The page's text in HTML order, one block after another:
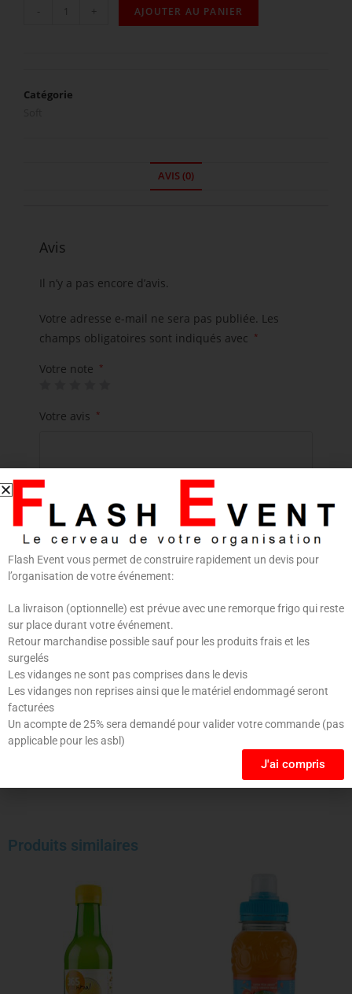
- + AJOUTER AU PANIER
Catégorie
AVIS (0)
Avis
Il n’y a pas encore d’avis.
Votre adresse e-mail ne sera pas publiée. Les
champs obligatoires sont indiqués avec
*
Votre note *
Votre avis *
Nom *
Enregistrer mon nom, mon e-mail et mon site dans
le navigateur pour mon prochain commentaire.
Produits similaires
Flash Event vous permet de construire rapidement un devis pour
l’organisation de votre événement:
La livraison (optionnelle) est prévue avec une remorque frigo qui reste
sur place durant votre événement.
Retour marchandise possible sauf pour les produits frais et les
surgelés
Les vidanges ne sont pas comprises dans le devis
Les vidanges non reprises ainsi que le matériel endommagé seront
facturées
Un acompte de 25% sera demandé pour valider votre commande (pas
applicable pour les asbl)
J'ai compris